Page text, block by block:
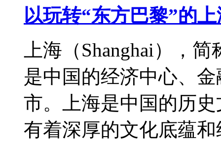
以玩转“东方巴黎”的
上海（Shanghai），
是中国的经济中心、
市。上海是中国的历
有着深厚的文化底蕴